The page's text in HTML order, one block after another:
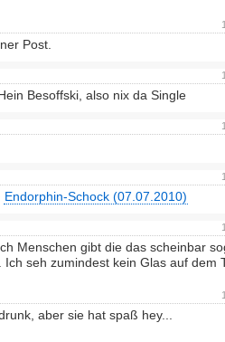
Post.
Besoffski, also nix da Single
Endorphin-Schock (07.07.2010)
Menschen gibt die das scheinbar
Ich seh zumindest kein Glas auf dem
aber sie hat spaß hey...